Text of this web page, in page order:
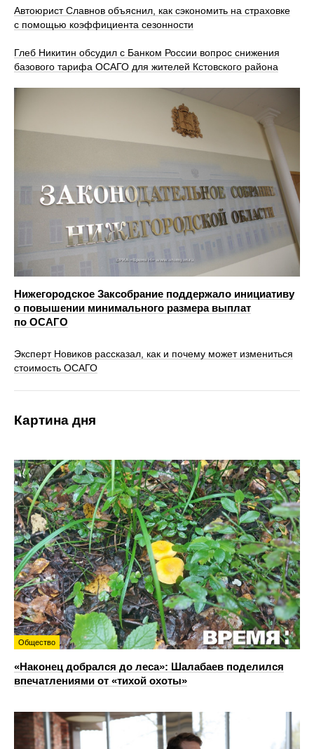
Автоюрист Славнов объяснил, как сэкономить на страховке
с помощью коэффициента сезонности
Глеб Никитин обсудил с Банком России вопрос снижения
базового тарифа ОСАГО для жителей Кстовского района
Нижегородское Заксобрание поддержало инициативу
о повышении минимального размера выплат
по ОСАГО
Эксперт Новиков рассказал, как и почему может измениться
стоимость ОСАГО
Картина дня
Общество
«Наконец добрался до леса»: Шалабаев поделился
впечатлениями от «тихой охоты»